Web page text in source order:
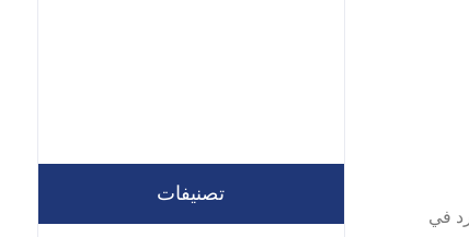
بورد في
تصنيفات